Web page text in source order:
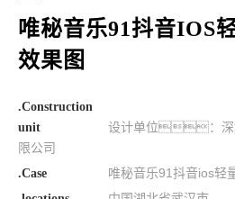
唯秘音乐91抖音IOS
效果图
.Construction
unit
设计单位：深
限公司
.Case 唯秘音乐91抖音ios轻